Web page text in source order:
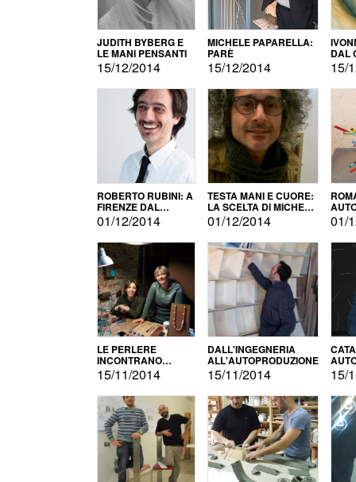
JUDITH BYBERG E
LE MANI PENSANTI
15/12/2014
MICHELE PAPARELLA:
PARÈ
15/12/2014
DAL
15/
ROBERTO RUBINI: A
FIRENZE DAL
PRODOTTO ALLA
PROMOZIONE
01/12/2014
TESTA MANI E CUORE:
LA SCELTA DI MICHELE
BARBERIO
01/12/2014 01/
LE PERLERE
INCONTRANO
L'AUTOPRODUZIONE
15/11/2014
DALL'INGEGNERIA
ALL'AUTOPRODUZIONE
15/11/2014 15/